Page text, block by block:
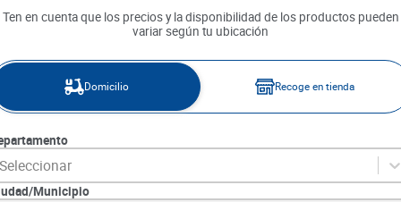
Ten en cuenta que los precios y la disponibilidad de los productos pueden
variar según tu ubicación
Domicilio Recoge en tienda
Seleccionar
Municipio